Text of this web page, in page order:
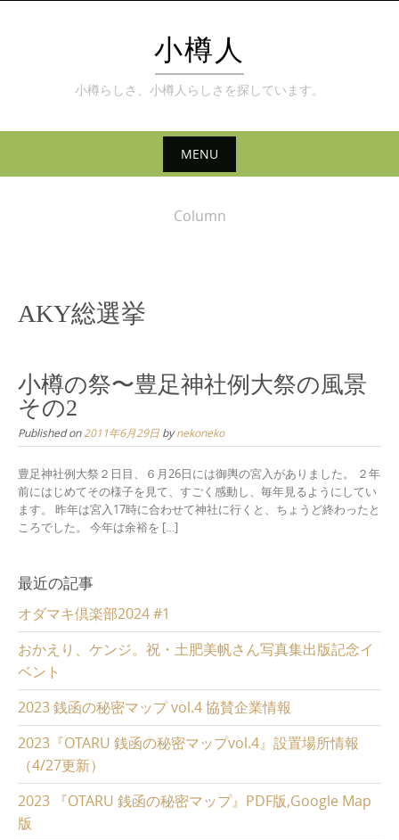
小樽人
小樽らしさ、小樽人らしさを探しています。
MENU
Column
AKY総選挙
小樽の祭〜豊足神社例大祭の風景
その2
Published on2011年6月29日 bynekoneko
豊足神社例大祭２日目、６月26日には御輿の宮入がありました。 ２年
前にはじめてその様子を見て、すごく感動し、毎年見るようにしてい
ます。 昨年は宮入17時に合わせて神社に行くと、ちょうど終わったと
ころでした。 今年は余裕を […]
最近の記事
オダマキ倶楽部2024 #1
おかえり、ケンジ。祝・土肥美帆さん写真集出版記念イ
ベント
2023 銭函の秘密マップ vol.4 協賛企業情報
2023『OTARU 銭函の秘密マップvol.4』設置場所情報
（4/27更新）
2023 『OTARU 銭函の秘密マップ』PDF版,Google Map
版